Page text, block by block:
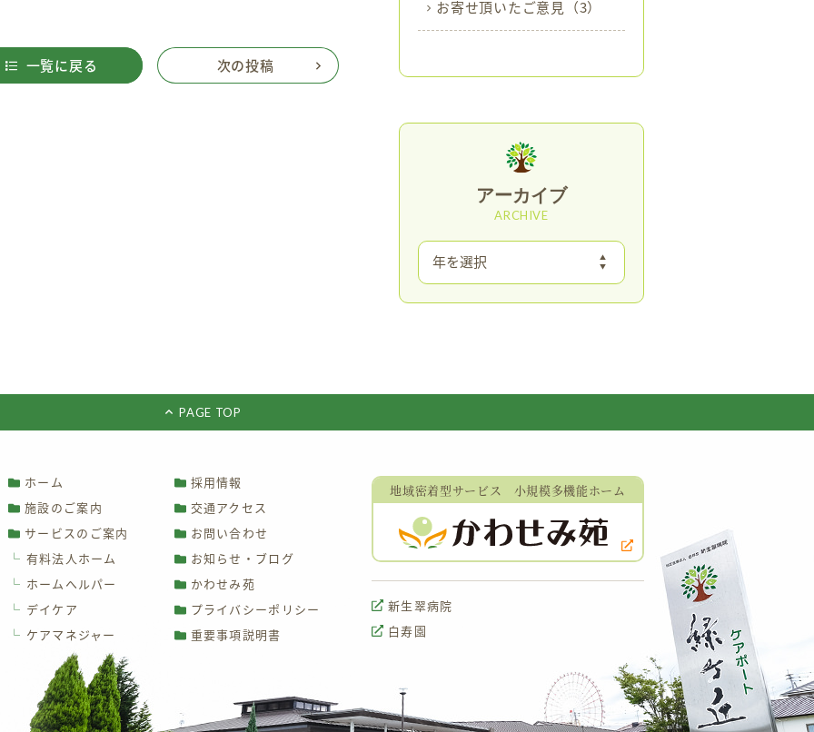
i
t
c
e
一覧に戻る 次の投稿
お寄せ頂いたご意見 （3）
アーカイブ
ARCHIVE
PAGE TOP
ホーム
施設のご案内
サービスのご案内
└ 有料法人ホーム
└ ホームヘルパー
└ デイケア
└ ケアマネジャー
採用情報
交通アクセス
お問い合わせ
お知らせ・ブログ
かわせみ苑
プライバシーポリシー
重要事項説明書
地域密着型サービス 小規模多機能ホーム
新生翠病院
白寿園